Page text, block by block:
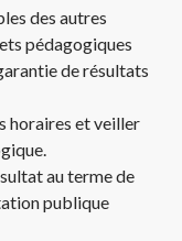
des autres
pédagogiques
de résultats
horaires et veiller
au terme de
publique